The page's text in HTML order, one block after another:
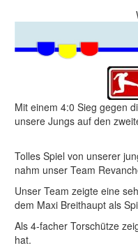
Mit einem 4:0 Sieg gegen
unsere Jungs auf den
Tolles Spiel von unserer
nahm unser Team
Unser Team zeigte eine
dem Maxi Breithaupt als
Als 4-facher Torschütze
hat.